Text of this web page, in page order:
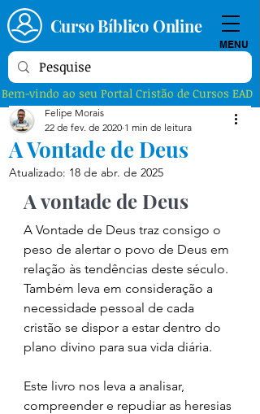
Curso Bíblico Online
MENU
Bem-vindo ao seu Portal Cristão de Cursos EAD
A Vontade de Deus
Felipe Morais
22 de fev. de 2020 1 min de leitura
Atualizado: 18 de abr. de 2025
A vontade de Deus
A Vontade de Deus traz consigo o
peso de alertar o povo de Deus em
relação às tendências deste século.
Também leva em consideração a
necessidade pessoal de cada
cristão se dispor a estar dentro do
plano divino para sua vida diária.
Este livro nos leva a analisar,
compreender e repudiar as heresias